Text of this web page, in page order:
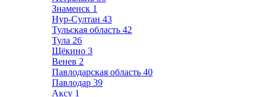
Знаменск 1
Нур-Султан 43
Тульская область 42
Тула 26
Щёкино 3
Венев 2
Павлодарская область 40
Павлодар 39
Аксу 1